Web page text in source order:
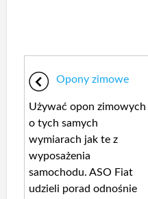
Opony zimowe
Używać opon zimowych
o tych samych
wymiarach jak te z
wyposażenia
samochodu. ASO Fiat
udzieli porad odnośnie